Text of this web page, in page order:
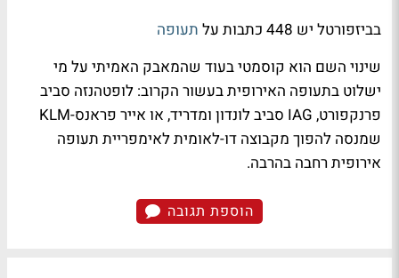
בביזפורטל יש 448 כתבות על
תעופה
שינוי השם הוא קוסמטי בעוד שהמאבק האמיתי על מי
ישלוט בתעופה האירופית בעשור הקרוב: לופטהנזה סביב
פרנקפורט, IAG סביב לונדון ומדריד, או אייר פראנס-KLM
שמנסה להפוך מקבוצה דו-לאומית לאימפריית תעופה
אירופית רחבה בהרבה.
הוספת תגובה